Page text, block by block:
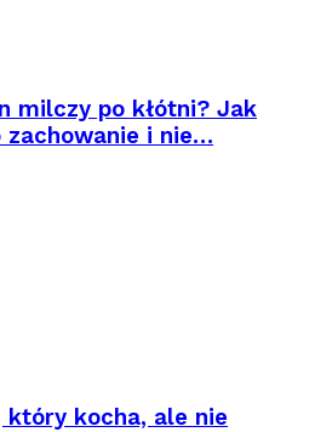
milczy po kłótni? Jak
zachowanie i nie…
który kocha, ale nie